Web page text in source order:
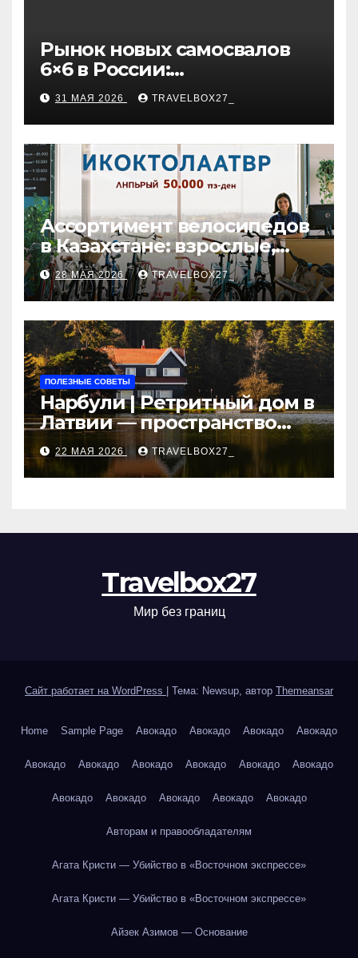
Рынок новых самосвалов
6×6 в России:
характеристики и цены
31 МАЯ 2026 TRAVELBOX27_
Ассортимент велосипедов
в Казахстане: взрослые,
детские и городские
модели, ценовые
категории и варианты
рассрочки
28 МАЯ 2026 TRAVELBOX27_
ПОЛЕЗНЫЕ СОВЕТЫ
Нарбули | Ретритный дом в
Латвии — пространство
для саморазвития и
восстановления
22 МАЯ 2026 TRAVELBOX27_
Travelbox27
Мир без границ
Сайт работает на WordPress Тема: Newsup, автор Themeansar
Home Sample Page Авокадо Авокадо Авокадо Авокадо
Авокадо Авокадо Авокадо Авокадо Авокадо Авокадо
Авокадо Авокадо Авокадо Авокадо Авокадо
Авторам и правообладателям
Агата Кристи — Убийство в «Восточном экспрессе»
Агата Кристи — Убийство в «Восточном экспрессе»
Айзек Азимов — Основание